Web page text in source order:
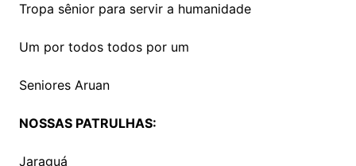
Tropa sênior para servir a humanidade
Um por todos todos por um
Seniores Aruan
NOSSAS PATRULHAS:
Jaraguá